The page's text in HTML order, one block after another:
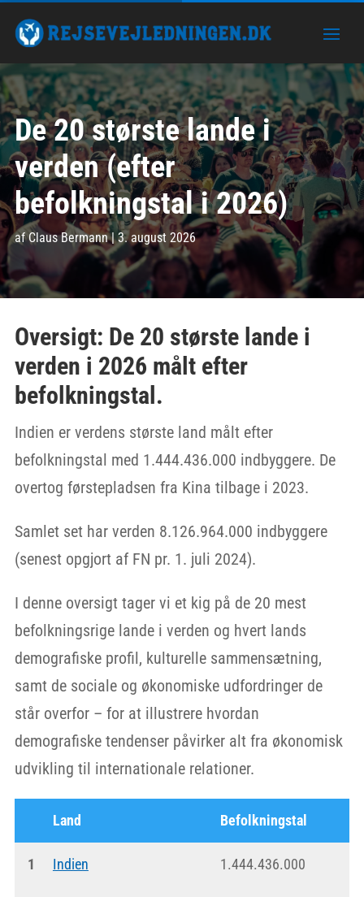
De 20 største lande i
verden (efter
befolkningstal i 2026)
afClaus Bermann|3. august 2026
Oversigt: De 20 største lande i
verden i 2026 målt efter
befolkningstal.
Indien er verdens største land målt efter
befolkningstal med 1.444.436.000 indbyggere. De
overtog førstepladsen fra Kina tilbage i 2023.
Samlet set har verden 8.126.964.000 indbyggere
(senest opgjort af FN pr. 1. juli 2024).
I denne oversigt tager vi et kig på de 20 mest
befolkningsrige lande i verden og hvert lands
demografiske profil, kulturelle sammensætning,
samt de sociale og økonomiske udfordringer de
står overfor – for at illustrere hvordan
demografiske tendenser påvirker alt fra økonomisk
udvikling til internationale relationer.
Land Befolkningstal
1 Indien 1.444.436.000